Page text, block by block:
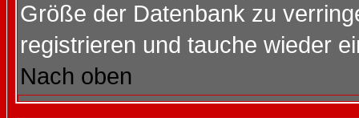
Größe der Datenbank zu
registrieren und tauche wieder
Nach oben